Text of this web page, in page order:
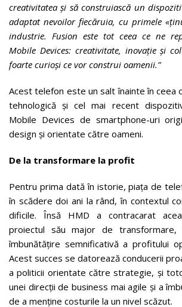
creativitatea și să construiască un
adaptat nevoilor fiecăruia, cu primele
industrie. Fusion este tot ceea ce ne
Mobile Devices: creativitate, inovație și
foarte curioși ce vor construi oamenii.”
Acest telefon este un salt înainte în ceea
tehnologică și cel mai recent
Mobile Devices de smartphone-uri
design și orientate către oameni.
De la transformare la profit
Pentru prima dată în istorie, piața de
în scădere doi ani la rând, în contextul
dificile. Însă HMD a contracarat
proiectul său major de
îmbunătățire semnificativă a profitului
Acest succes se datorează conducerii
a politicii orientate către strategie, și
unei direcții de business mai agile și a
de a menține costurile la un nivel scăzut.